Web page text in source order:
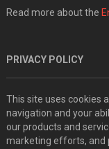
Read more about the
PRIVACY POLICY
This site uses cookies
navigation and your
our products and
marketing efforts, and